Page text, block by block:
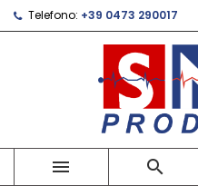
Telefono: +39 0473 290017
 
Le mie liste di
Crea nuova lista
((modalTitle))
((confirmMessage))
((cancelText))
Crea lista dei
Nome lista dei desideri
Annulla
Accedi
Devi avere effettuato
prodotti nella tua lista dei